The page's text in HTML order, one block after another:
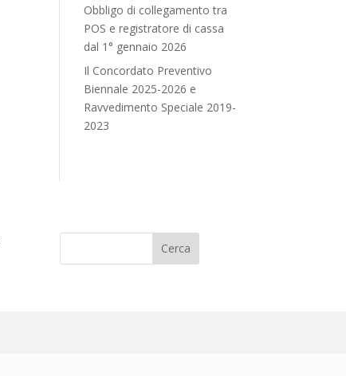
Obbligo di collegamento tra
POS e registratore di cassa
dal 1° gennaio 2026
Il Concordato Preventivo
Biennale 2025-2026 e
Ravvedimento Speciale 2019-
2023